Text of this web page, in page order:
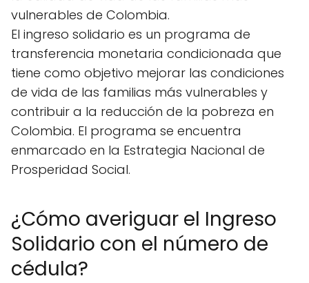
vulnerables de Colombia.
El ingreso solidario es un programa de
transferencia monetaria condicionada que
tiene como objetivo mejorar las condiciones
de vida de las familias más vulnerables y
contribuir a la reducción de la pobreza en
Colombia. El programa se encuentra
enmarcado en la Estrategia Nacional de
Prosperidad Social.
¿Cómo averiguar el Ingreso
Solidario con el número de
cédula?